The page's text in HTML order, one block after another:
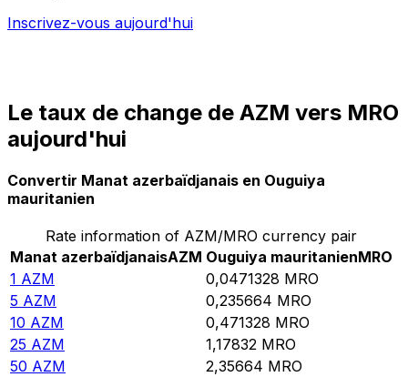
Inscrivez-vous aujourd'hui
Le taux de change de AZM vers MRO
aujourd'hui
Convertir Manat azerbaïdjanais en Ouguiya
mauritanien
Rate information of AZM/MRO currency pair
Manat azerbaïdjanaisAZM Ouguiya mauritanienMRO
1 AZM 0,0471328 MRO
5 AZM 0,235664 MRO
10 AZM 0,471328 MRO
25 AZM 1,17832 MRO
50 AZM 2,35664 MRO